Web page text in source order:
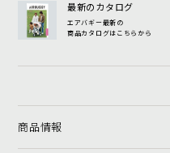
最新のカタログ
エアバギー最新の
商品カタログはこちらから
商品情報